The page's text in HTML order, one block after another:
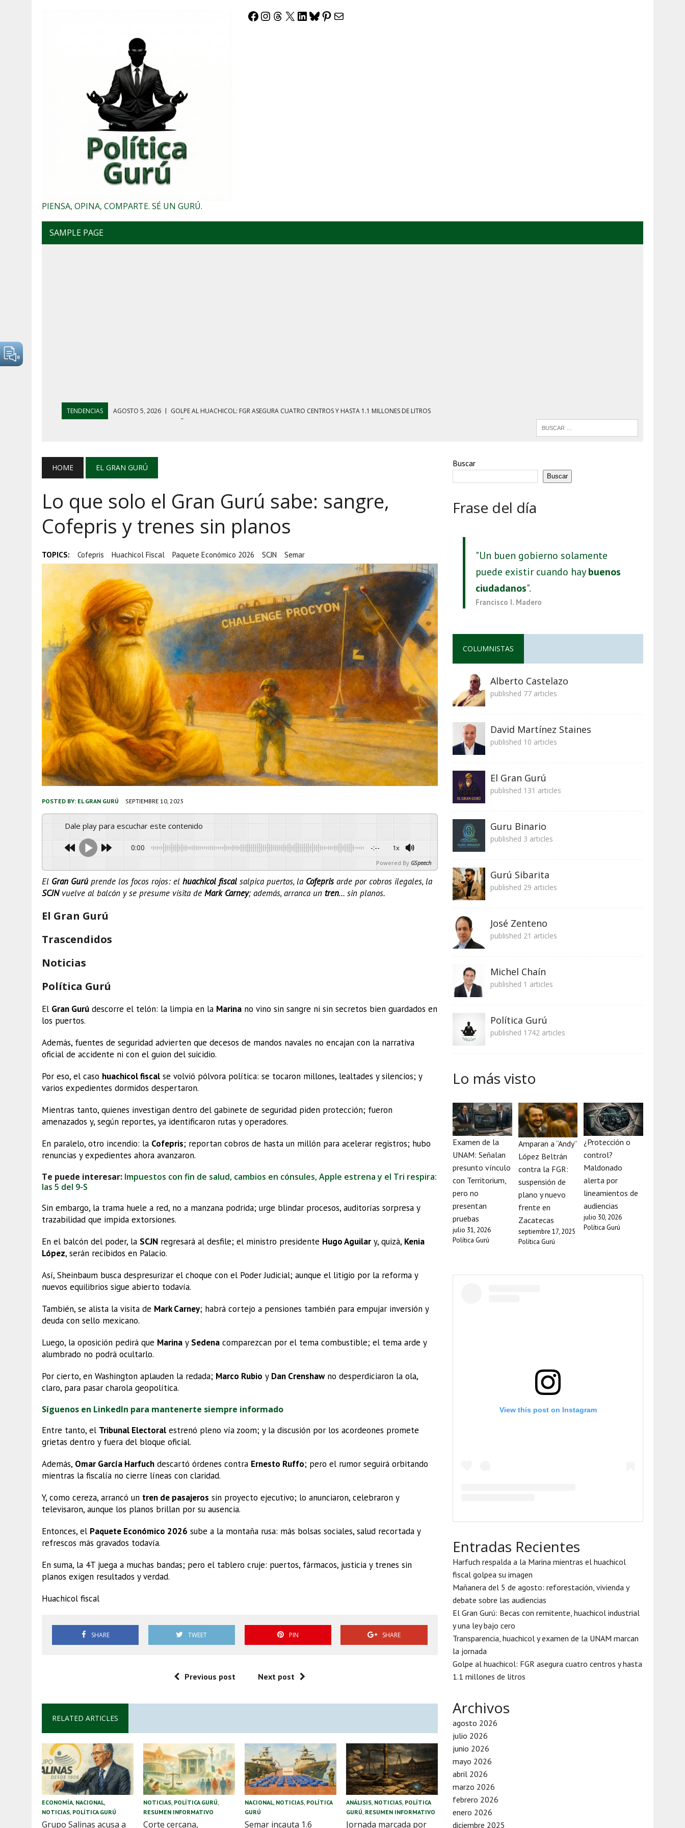
PIENSA, OPINA, COMPARTE. SÉ UN GURÚ.
Facebook
Instagram
Threads
X LinkedIn
Bluesky
Pinterest
Correo electrónico
SAMPLE PAGE
TENDENCIAS AGOSTO 4, 2026 | MAÑANERA DEL 4 DE AGOSTO: CINCO FRENTES BAJO EXAMEN
EL GRAN GURÚ: BECAS CON REMITENTE, HUACHICOL INDUSTRIAL Y UNA LEY BAJO CERO
AGOSTO 5, 2026 | TRANSPARENCIA, HUACHICOL Y EXAMEN DE LA UNAM MARCAN LA JORNADA
GOLPE AL HUACHICOL: FGR ASEGURA CUATRO CENTROS Y HASTA 1.1 MILLONES DE LITROS
HOME EL GRAN GURÚ
Lo que solo el Gran Gurú sabe: sangre,
Cofepris y trenes sin planos
TOPICS: Cofepris Huachicol Fiscal Paquete Económico 2026 SCJN Semar
POSTED BY: EL GRAN GURÚ SEPTIEMBRE 10, 2025
Dale play para escuchar este contenido
0:00 -:-- 1x
Powered By GSpeech
El Gran Gurúprende los focos rojos: el huachicol fiscal salpica puertos, la Cofeprisarde por cobros ilegales, la
SCJNvuelve al balcón y se presume visita de Mark Carney; además, arranca un tren… sin planos.
El Gran Gurú
Trascendidos
Noticias
Política Gurú
El Gran Gurú descorre el telón: la limpia en la Marina no vino sin sangre ni sin secretos bien guardados en
los puertos.
Además, fuentes de seguridad advierten que decesos de mandos navales no encajan con la narrativa
oficial de accidente ni con el guion del suicidio.
Por eso, el caso huachicol fiscal se volvió pólvora política: se tocaron millones, lealtades y silencios; y
varios expedientes dormidos despertaron.
Mientras tanto, quienes investigan dentro del gabinete de seguridad piden protección; fueron
amenazados y, según reportes, ya identificaron rutas y operadores.
En paralelo, otro incendio: la Cofepris; reportan cobros de hasta un millón para acelerar registros; hubo
renuncias y expedientes ahora avanzaron.
Te puede interesar: Impuestos con fin de salud, cambios en cónsules, Apple estrena y el Tri respira:
las 5 del 9-S
Sin embargo, la trama huele a red, no a manzana podrida; urge blindar procesos, auditorías sorpresa y
trazabilidad que impida extorsiones.
En el balcón del poder, la SCJN regresará al desfile; el ministro presidente Hugo Aguilar y, quizá, Kenia
López, serán recibidos en Palacio.
Así, Sheinbaum busca despresurizar el choque con el Poder Judicial; aunque el litigio por la reforma y
nuevos equilibrios sigue abierto todavía.
También, se alista la visita de Mark Carney; habrá cortejo a pensiones también para empujar inversión y
deuda con sello mexicano.
Luego, la oposición pedirá que Marina y Sedena comparezcan por el tema combustible; el tema arde y
alumbrado no podrá ocultarlo.
Por cierto, en Washington aplauden la redada; Marco Rubio y Dan Crenshawno desperdiciaron la ola,
claro, para pasar charola geopolítica.
Síguenos en LinkedIn para mantenerte siempre informado
Entre tanto, el Tribunal Electoral estrenó pleno vía zoom; y la discusión por los acordeones promete
grietas dentro y fuera del bloque oficial.
Además, Omar García Harfuch descartó órdenes contra Ernesto Ruffo; pero el rumor seguirá orbitando
mientras la fiscalía no cierre líneas con claridad.
Y, como cereza, arrancó un tren de pasajeros sin proyecto ejecutivo; lo anunciaron, celebraron y
televisaron, aunque los planos brillan por su ausencia.
Entonces, el Paquete Económico 2026 sube a la montaña rusa: más bolsas sociales, salud recortada y
refrescos más gravados todavía.
En suma, la 4T juega a muchas bandas; pero el tablero cruje: puertos, fármacos, justicia y trenes sin
planos exigen resultados y verdad.
Huachicol fiscal
SHARE TWEET PIN SHARE
Previous post Next post
RELATED ARTICLES
ECONOMÍA, NACIONAL,
NOTICIAS, POLÍTICA GURÚ
Grupo Salinas acusa a
NOTICIAS, POLÍTICA GURÚ,
RESUMEN INFORMATIVO
Corte cercana,
NACIONAL, NOTICIAS, POLÍTICA
GURÚ
Semar incauta 1.6
ANÁLISIS, NOTICIAS, POLÍTICA
GURÚ, RESUMEN INFORMATIVO
Jornada marcada por
Buscar
Buscar
Frase del día
"Un buen gobierno solamente
puede existir cuando haybuenos
ciudadanos".
Francisco I. Madero
COLUMNISTAS
Alberto Castelazo
published 77 articles
David Martínez Staines
published 10 articles
El Gran Gurú
published 131 articles
Guru Binario
published 3 articles
Gurú Sibarita
published 29 articles
José Zenteno
published 21 articles
Michel Chaín
published 1 articles
Política Gurú
published 1742 articles
Lo más visto
Examen de la
UNAM: Señalan
presunto vínculo
con Territorium,
pero no
presentan
pruebas
julio 31, 2026
Política Gurú
Amparan a “Andy”
López Beltrán
contra la FGR:
suspensión de
plano y nuevo
frente en
Zacatecas
septiembre 17, 2025
Política Gurú
¿Protección o
control?
Maldonado
alerta por
lineamientos de
audiencias
julio 30, 2026
Política Gurú
View this post on Instagram
Entradas Recientes
Harfuch respalda a la Marina mientras el huachicol
fiscal golpea su imagen
Mañanera del 5 de agosto: reforestación, vivienda y
debate sobre las audiencias
El Gran Gurú: Becas con remitente, huachicol industrial
y una ley bajo cero
Transparencia, huachicol y examen de la UNAM marcan
la jornada
Golpe al huachicol: FGR asegura cuatro centros y hasta
1.1 millones de litros
Archivos
agosto 2026
julio 2026
junio 2026
mayo 2026
abril 2026
marzo 2026
febrero 2026
enero 2026
diciembre 2025